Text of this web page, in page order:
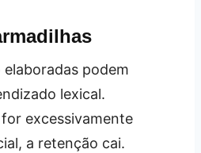
podem
lexical.
excessivamente
a retenção cai.